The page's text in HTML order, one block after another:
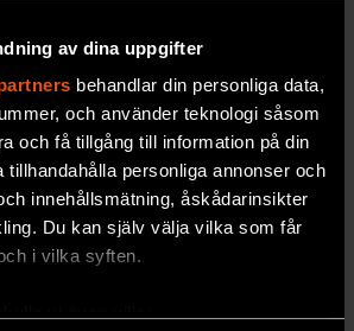
av dina uppgifter
behandlar din personliga data,
och använder teknologi såsom
och få tillgång till information på din
tillhandahålla personliga annonser och
innehållsmätning, åskådarinsikter
Du kan själv välja vilka som får
i vilka syften.